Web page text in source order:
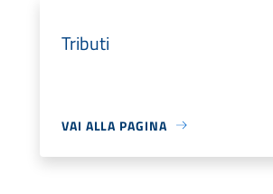
Tributi
VAI ALLA PAGINA